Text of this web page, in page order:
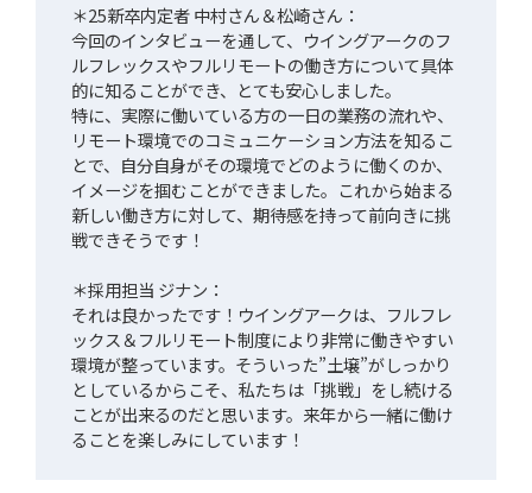
＊25新卒内定者 中村さん＆松崎さん：
今回のインタビューを通して、ウイングアークのフ
ルフレックスやフルリモートの働き方について具体
的に知ることができ、とても安心しました。
特に、実際に働いている方の一日の業務の流れや、
リモート環境でのコミュニケーション方法を知るこ
とで、自分自身がその環境でどのように働くのか、
イメージを掴むことができました。これから始まる
新しい働き方に対して、期待感を持って前向きに挑
戦できそうです！
＊採用担当 ジナン：
それは良かったです！ウイングアークは、フルフレ
ックス＆フルリモート制度により非常に働きやすい
環境が整っています。そういった”土壌”がしっかり
としているからこそ、私たちは「挑戦」をし続ける
ことが出来るのだと思います。来年から一緒に働け
ることを楽しみにしています！